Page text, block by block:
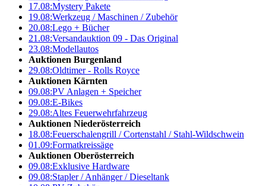
17.08:Mystery Pakete
19.08:Werkzeug / Maschinen / Zubehör
20.08:Lego + Bücher
21.08:Versandauktion 09 - Das Original
23.08:Modellautos
Auktionen Burgenland
29.08:Oldtimer - Rolls Royce
Auktionen Kärnten
09.08:PV Anlagen + Speicher
09.08:E-Bikes
29.08:Altes Feuerwehrfahrzeug
Auktionen Niederösterreich
18.08:Feuerschalengrill / Cortenstahl / Stahl-Wildschwein
01.09:Formatkreissäge
Auktionen Oberösterreich
09.08:Exklusive Hardware
09.08:Stapler / Anhänger / Dieseltank